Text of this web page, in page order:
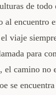
de
al encuentro
viaje
para
camino no
se